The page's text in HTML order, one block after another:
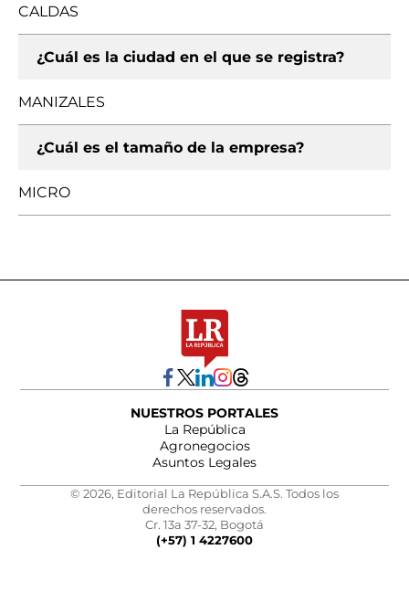
CALDAS
¿Cuál es la ciudad en el que se registra?
MANIZALES
¿Cuál es el tamaño de la empresa?
MICRO
NUESTROS PORTALES
La República
Agronegocios
Asuntos Legales
© 2026, Editorial La República S.A.S. Todos los
derechos reservados.
Cr. 13a 37-32, Bogotá
(+57) 1 4227600